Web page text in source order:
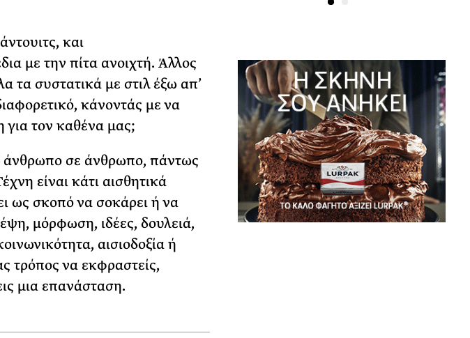
και
με την πίτα ανοιχτή. Άλλος
τα συστατικά με στιλ έξω απ’
κάνοντάς με να
για τον καθένα μας;
άνθρωπο σε άνθρωπο, πάντως
είναι κάτι αισθητικά
ως σκοπό να σοκάρει ή να
μόρφωση, ιδέες, δουλειά,
αισιοδοξία ή
τρόπος να εκφραστείς,
μια επανάσταση.